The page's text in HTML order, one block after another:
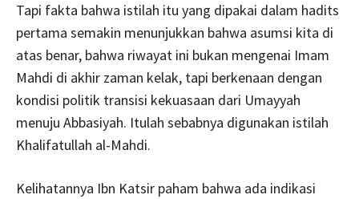
Tapi fakta bahwa istilah itu yang dipakai dalam hadits
pertama semakin menunjukkan bahwa asumsi kita di
atas benar, bahwa riwayat ini bukan mengenai Imam
Mahdi di akhir zaman kelak, tapi berkenaan dengan
kondisi politik transisi kekuasaan dari Umayyah
menuju Abbasiyah. Itulah sebabnya digunakan istilah
Khalifatullah al-Mahdi.
Kelihatannya Ibn Katsir paham bahwa ada indikasi